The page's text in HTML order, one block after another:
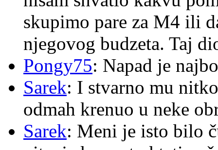
skupimo pare za M4 ili
njegovog budzeta. Taj
Pongy75: Napad je
Sarek: I stvarno mu
odmah krenuo u neke
Sarek: Meni je isto bilo